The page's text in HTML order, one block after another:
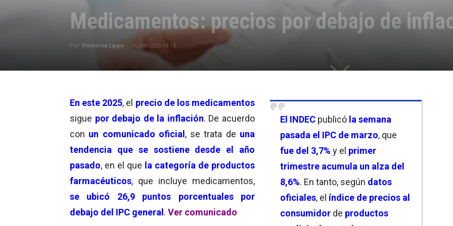
Medicamentos: precios por debajo de
Por Florencia Lippo - 16/04/2025 18:15
El INDEC publicó la semana
pasada el IPC de marzo, que
fue del 3,7% y el primer
trimestre acumula un alza del
8,6%. En tanto, según datos
oficiales, el índice de precios al
consumidor de productos
En este 2025, el precio de los medicamentos
sigue por debajo de la inflación. De acuerdo
con un comunicado oficial, se trata de una
tendencia que se sostiene desde el año
pasado, en el que la categoría de productos
farmacéuticos, que incluye medicamentos,
se ubicó 26,9 puntos porcentuales por
debajo del IPC general. Ver comunicado